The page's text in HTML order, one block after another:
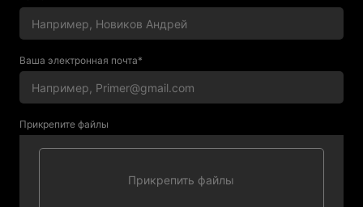
Ваша электронная почта*
Прикрепите файлы